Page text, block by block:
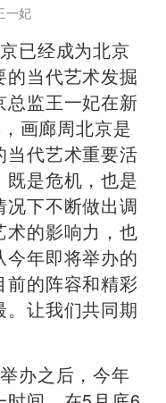
一妃
已经成为北京
当代艺术发掘
总监王一妃在新
画廊周北京是
当代艺术重要活
是危机，也是
下不断做出调
术的影响力，也
年即将举办的
前的阵容和精彩
让我们共同期
办之后，今年